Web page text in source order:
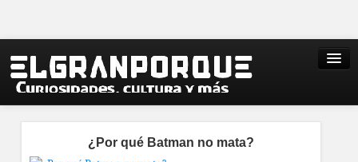
¿Por qué Batman no mata?